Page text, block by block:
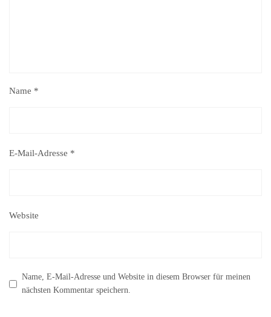
Name *
E-Mail-Adresse *
Website
Name, E-Mail-Adresse und Website in diesem Browser für meinen
nächsten Kommentar speichern.